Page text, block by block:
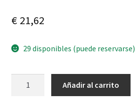
€21,62
29 disponibles (puede reservarse)
Añadir al carrito